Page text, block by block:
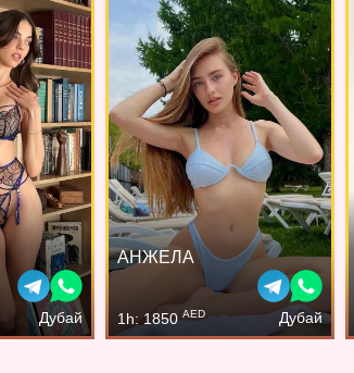
Дубай
АНЖЕЛА
1h: 1850AED Дубай